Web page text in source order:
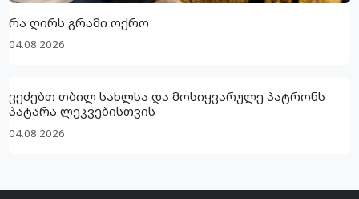
რა ღირს გრამი ოქრო
04.08.2026
ვეძებთ თბილ სახლსა და მოსიყვარულე პატრონს
პატარა ლეკვებისთვის
04.08.2026